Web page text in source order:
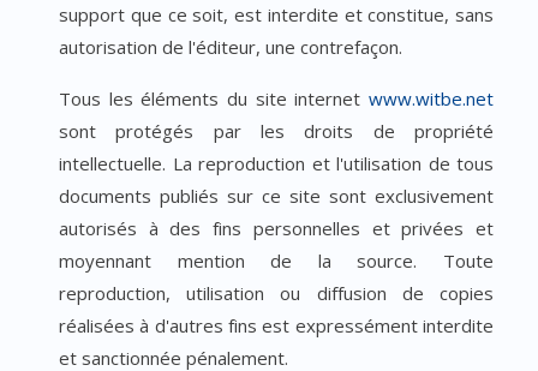
support que ce soit, est interdite et constitue, sans
autorisation de l'éditeur, une contrefaçon.
Tous les éléments du site internet www.witbe.net
sont protégés par les droits de propriété
intellectuelle. La reproduction et l'utilisation de tous
documents publiés sur ce site sont exclusivement
autorisés à des fins personnelles et privées et
moyennant mention de la source. Toute
reproduction, utilisation ou diffusion de copies
réalisées à d'autres fins est expressément interdite
et sanctionnée pénalement.